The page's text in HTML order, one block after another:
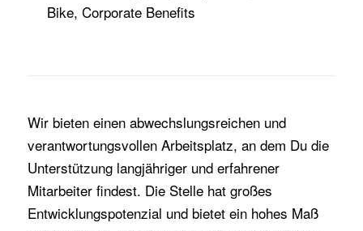
Bike, Corporate Benefits
Wir bieten einen abwechslungsreichen und
verantwortungsvollen Arbeitsplatz, an dem Du die
Unterstützung langjähriger und erfahrener
Mitarbeiter findest. Die Stelle hat großes
Entwicklungspotenzial und bietet ein hohes Maß